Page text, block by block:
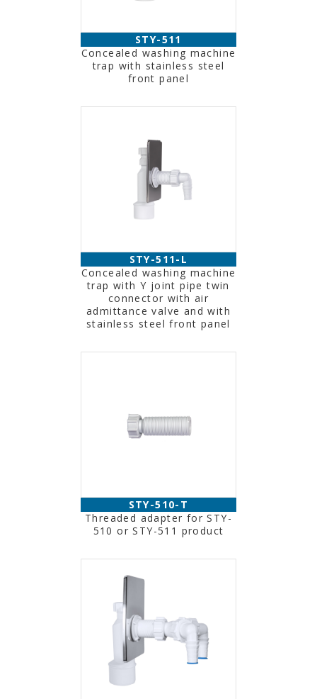
STY-511
Concealed washing machine
trap with stainless steel
front panel
STY-511-L
Concealed washing machine
trap with Y joint pipe twin
connector with air
admittance valve and with
stainless steel front panel
STY-510-T
Threaded adapter for STY-
510 or STY-511 product